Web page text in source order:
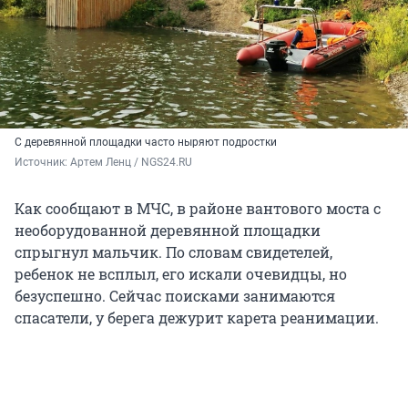
С деревянной площадки часто ныряют подростки
Источник: Артем Ленц / NGS24.RU
Как сообщают в МЧС, в районе вантового моста с
необорудованной деревянной площадки
спрыгнул мальчик. По словам свидетелей,
ребенок не всплыл, его искали очевидцы, но
безуспешно. Сейчас поисками занимаются
спасатели, у берега дежурит карета реанимации.